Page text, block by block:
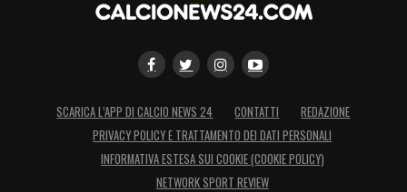
SCARICA L’APP DI CALCIO NEWS 24 CONTATTI
REDAZIONE
PRIVACY POLICY E TRATTAMENTO DEI DATI PERSONALI
INFORMATIVA ESTESA SUI COOKIE (COOKIE POLICY)
NETWORK SPORT REVIEW